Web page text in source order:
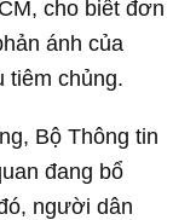
cho biết đơn
ánh của
tiêm chủng.
Bộ Thông tin
đang bổ
người dân